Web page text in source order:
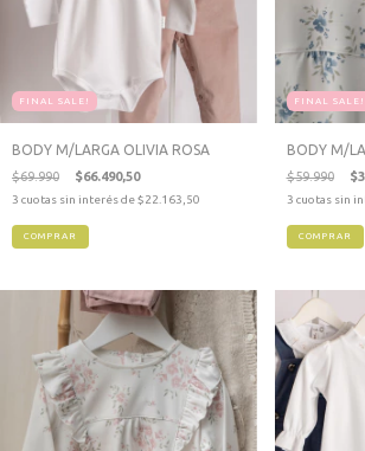
FINAL SALE!
BODY M/LARGA OLIVIA ROSA
$69.990 $66.490,50
3 cuotas sin interés de$22.163,50
COMPRAR
FINAL SALE!
BODY M/
$59.990
3 cuotas sin
COMPRAR